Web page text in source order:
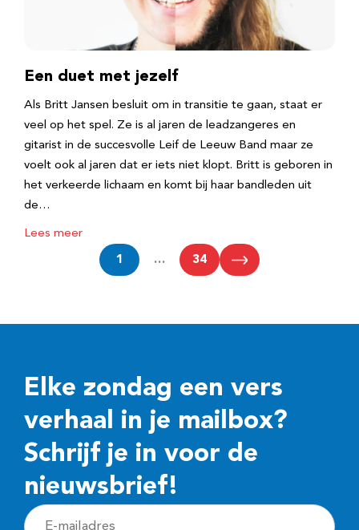
Een duet met jezelf
Als Britt Jansen besluit om in transitie te gaan, staat er
veel op het spel. Ze is al jaren de leadzangeres en
gitarist in de succesvolle Leif de Leeuw Band maar ze
voelt ook al jaren dat er iets niet klopt. Britt is geboren in
het verkeerde lichaam en komt bij haar bandleden uit
de…
Lees meer
1 … 34
Elke zondag een vers
verhaal in je mailbox?
Schrijf je in voor de
nieuwsbrief!
E